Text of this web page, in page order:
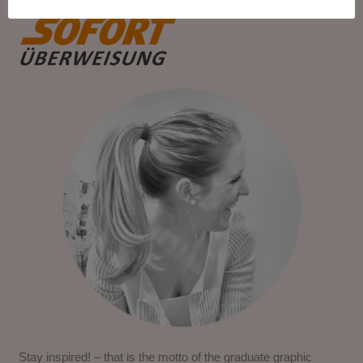
Stay inspired! – that is the motto of the graduate graphic